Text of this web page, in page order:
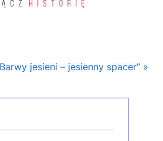
jesieni – jesienny spacer”